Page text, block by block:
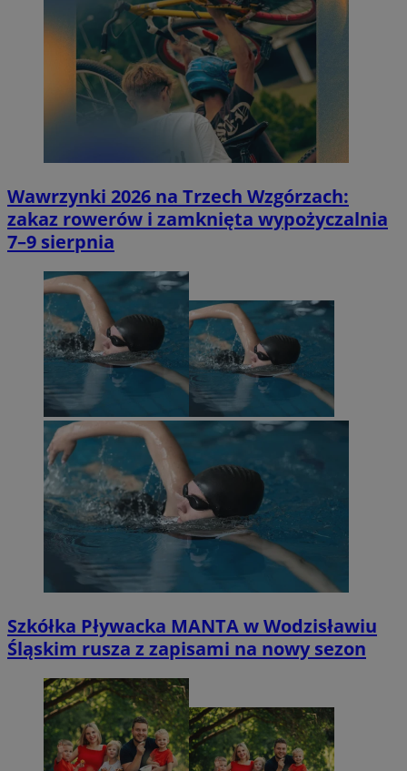
Wawrzynki 2026 na Trzech Wzgórzach:
zakaz rowerów i zamknięta wypożyczalnia
7–9 sierpnia
Szkółka Pływacka MANTA w Wodzisławiu
Śląskim rusza z zapisami na nowy sezon